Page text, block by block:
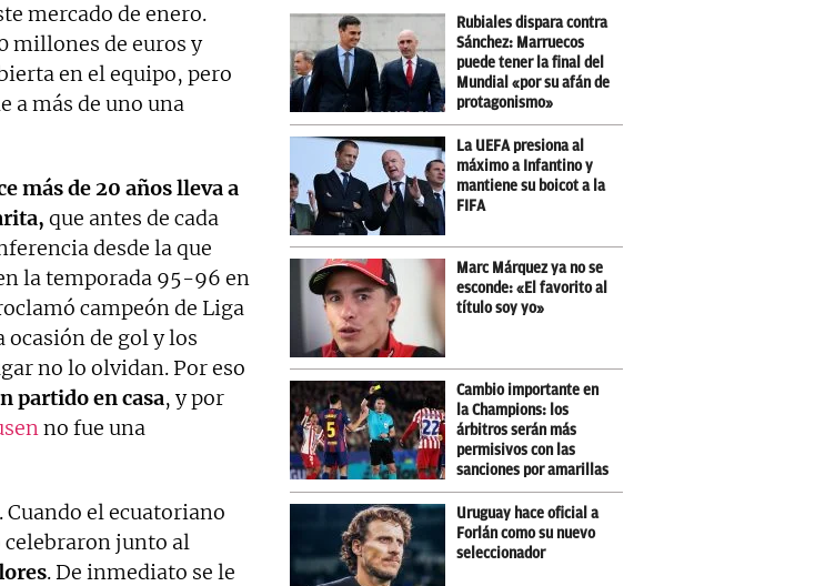
mercado de enero.
millones de euros y
en el equipo, pero
a más de uno una
más de 20 años lleva a
que antes de cada
desde la que
la temporada 95-96 en
campeón de Liga
ocasión de gol y los
no lo olvidan. Por eso
partido en casa, y por
no fue una
el ecuatoriano
celebraron junto al
. De inmediato se le
Rubiales dispara contra
Sánchez: Marruecos
puede tener la final del
Mundial «por su afán de
protagonismo»
La UEFA presiona al
máximo a Infantino y
mantiene su boicot a la
FIFA
Marc Márquez ya no se
esconde: «El favorito al
título soy yo»
Cambio importante en
la Champions: los
árbitros serán más
permisivos con las
sanciones por amarillas
Uruguay hace oficial a
Forlán como su nuevo
seleccionador